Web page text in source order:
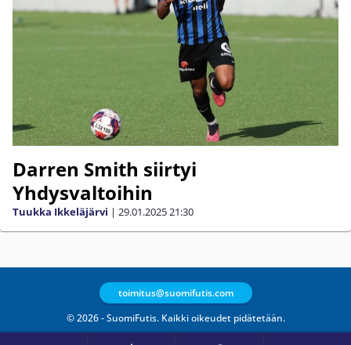
Darren Smith siirtyi
Yhdysvaltoihin
Tuukka Ikkeläjärvi | 29.01.202521:30
© 2026 - SuomiFutis. Kaikki oikeudet pidätetään.
toimitus@suomifutis.com